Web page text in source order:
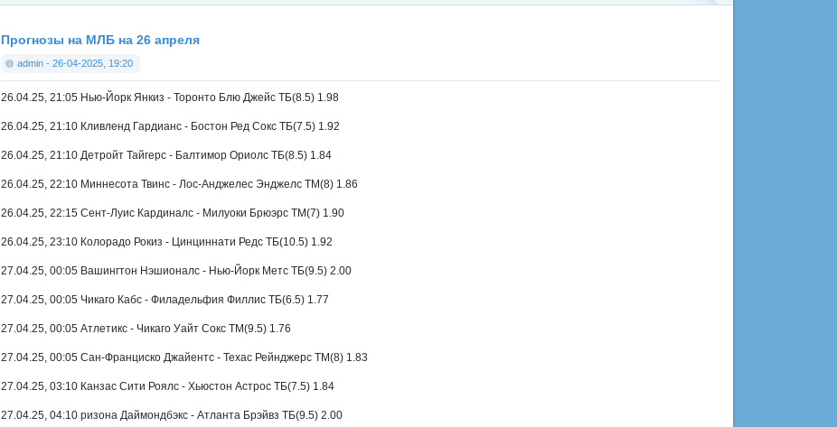
Прогнозы на МЛБ на 26 апреля
admin - 26-04-2025, 19:20
26.04.25, 21:05 Нью-Йорк Янкиз - Торонто Блю Джейс ТБ(8.5) 1.98
26.04.25, 21:10 Кливленд Гардианс - Бостон Ред Сокс ТБ(7.5) 1.92
26.04.25, 21:10 Детройт Тайгерс - Балтимор Ориолс ТБ(8.5) 1.84
26.04.25, 22:10 Миннесота Твинс - Лос-Анджелес Энджелс ТМ(8) 1.86
26.04.25, 22:15 Сент-Луис Кардиналс - Милуоки Брюэрс ТМ(7) 1.90
26.04.25, 23:10 Колорадо Рокиз - Цинциннати Редс ТБ(10.5) 1.92
27.04.25, 00:05 Вашингтон Нэшионалс - Нью-Йорк Метс ТБ(9.5) 2.00
27.04.25, 00:05 Чикаго Кабс - Филадельфия Филлис ТБ(6.5) 1.77
27.04.25, 00:05 Атлетикс - Чикаго Уайт Сокс ТМ(9.5) 1.76
27.04.25, 00:05 Сан-Франциско Джайентс - Техас Рейнджерс ТМ(8) 1.83
27.04.25, 03:10 Канзас Сити Роялс - Хьюстон Астрос ТБ(7.5) 1.84
27.04.25, 04:10 ризона Даймондбэкс - Атланта Брэйвз ТБ(9.5) 2.00